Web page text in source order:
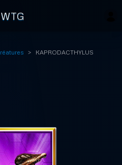
KAPRODACTHYLUS